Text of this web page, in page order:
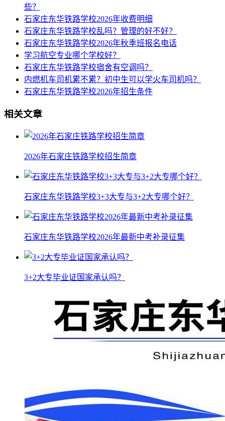
些？
石家庄东华铁路学校2026年收费明细
石家庄东华铁路学校乱吗？管理的好不好？
石家庄东华铁路学校2026年秋季班报名电话
学习航空专业哪个学校好？
石家庄东华铁路学校宿舍有空调吗？
内燃机车司机累不累？初中生可以学火车司机吗？
石家庄东华铁路学校2026年招生条件
相关文章
2026年石家庄铁路学校招生简章
石家庄东华铁路学校3+3大专与3+2大专哪个好？
石家庄东华铁路学校2026年最新中考补录征集
3+2大专毕业证国家承认吗？